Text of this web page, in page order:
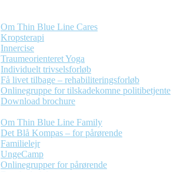
Om Thin Blue Line Cares
Kropsterapi
Innercise
Traumeorienteret Yoga
Individuelt trivselsforløb
Få livet tilbage – rehabiliteringsforløb
Onlinegruppe for tilskadekomne politibetjente
Download brochure
Om Thin Blue Line Family
Det Blå Kompas – for pårørende
Familielejr
UngeCamp
Onlinegrupper for pårørende